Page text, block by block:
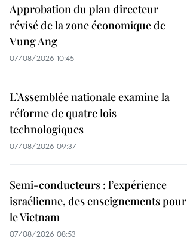
Approbation du plan directeur
révisé de la zone économique de
Vung Ang
07/08/2026 10:45
L’Assemblée nationale examine la
réforme de quatre lois
technologiques
07/08/2026 09:37
Semi-conducteurs : l’expérience
israélienne, des enseignements pour
le Vietnam
07/08/2026 08:53